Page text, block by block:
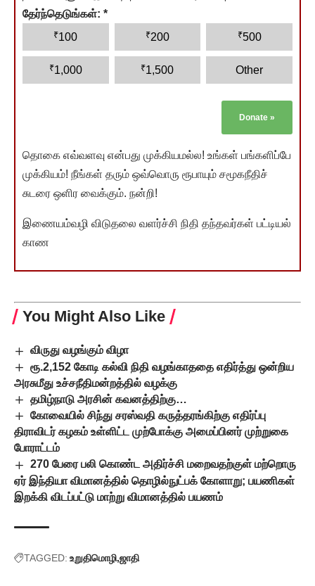
தேர்ந்தெடுங்கள்: *
₹100 ₹200 ₹500
₹1,000 ₹1,500 Other
Donate »
தொகை எவ்வளவு என்பது முக்கியமல்ல! உங்கள் பங்களிப்பே
முக்கியம்! நீங்கள் தரும் ஒவ்வொரு ரூபாயும் சமூகநீதிச்
சுடரை ஒளிர வைக்கும். நன்றி!
இணையம்வழி விடுதலை வளர்ச்சி நிதி தந்தவர்கள் பட்டியல்
காண
You Might Also Like
விருது வழங்கும் விழா
ரூ.2,152 கோடி கல்வி நிதி வழங்காததை எதிர்த்து ஒன்றிய
அரசுமீது உச்சநீதிமன்றத்தில் வழக்கு
தமிழ்நாடு அரசின் கவனத்திற்கு…
கோவையில் சிந்து சரஸ்வதி கருத்தரங்கிற்கு எதிர்ப்பு
திராவிடர் கழகம் உள்ளிட்ட முற்போக்கு அமைப்பினர் முற்றுகை
போராட்டம்
270 பேரை பலி கொண்ட அதிர்ச்சி மறைவதற்குள் மற்றொரு
ஏர் இந்தியா விமானத்தில் தொழில்நுட்பக் கோளாறு; பயணிகள்
இறக்கி விடப்பட்டு மாற்று விமானத்தில் பயணம்
TAGGED: உறுதிமொழி ஜாதி